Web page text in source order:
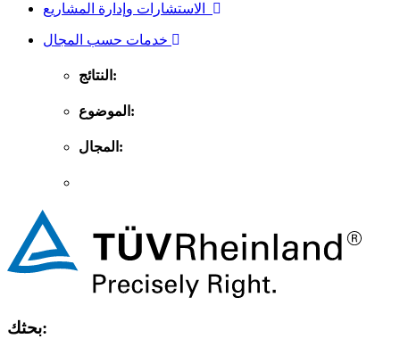
النتائج:
الموضوع:
المجال:
بحثك: